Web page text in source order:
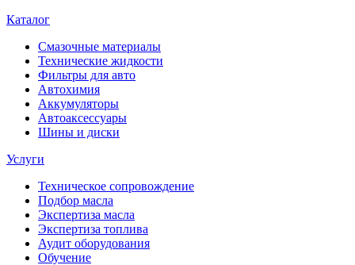
Каталог
Смазочные материалы
Технические жидкости
Фильтры для авто
Автохимия
Аккумуляторы
Автоаксессуары
Шины и диски
Услуги
Техническое сопровождение
Подбор масла
Экспертиза масла
Экспертиза топлива
Аудит оборудования
Обучение